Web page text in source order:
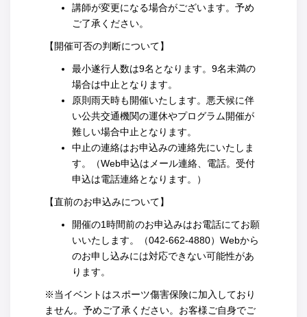
講師が変更になる場合がございます。予め
ご了承ください。
【開催可否の判断について】
最小遂行人数は9名となります。9名未満の
場合は中止となります。
原則雨天時も開催いたします。悪天候に伴
い公共交通機関の運休やプログラム開催が
難しい場合中止となります。
中止の連絡はお申込みの連絡先にいたしま
す。（Web申込はメール連絡、電話。受付
申込は電話連絡となります。）
【直前のお申込みについて】
開催の1時間前のお申込みはお電話にてお願
いいたします。（042-662-4880）Webから
のお申し込みには対応できない可能性があ
ります。
※当イベントはスポーツ傷害保険に加入しており
ません。予めご了承ください。お客様ご自身でご